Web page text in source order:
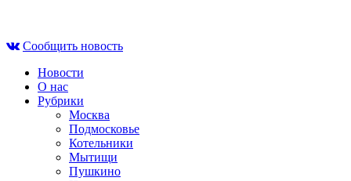
contentСообщить новость
Новости
О нас
Рубрики
Москва
Подмосковье
Котельники
Мытищи
Пушкино